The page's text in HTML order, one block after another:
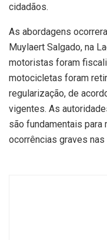
cidadãos.
As abordagens
Muylaert Salgado, na
motoristas foram
motocicletas foram
regularização, de
vigentes. As
são fundamentais para
ocorrências graves nas